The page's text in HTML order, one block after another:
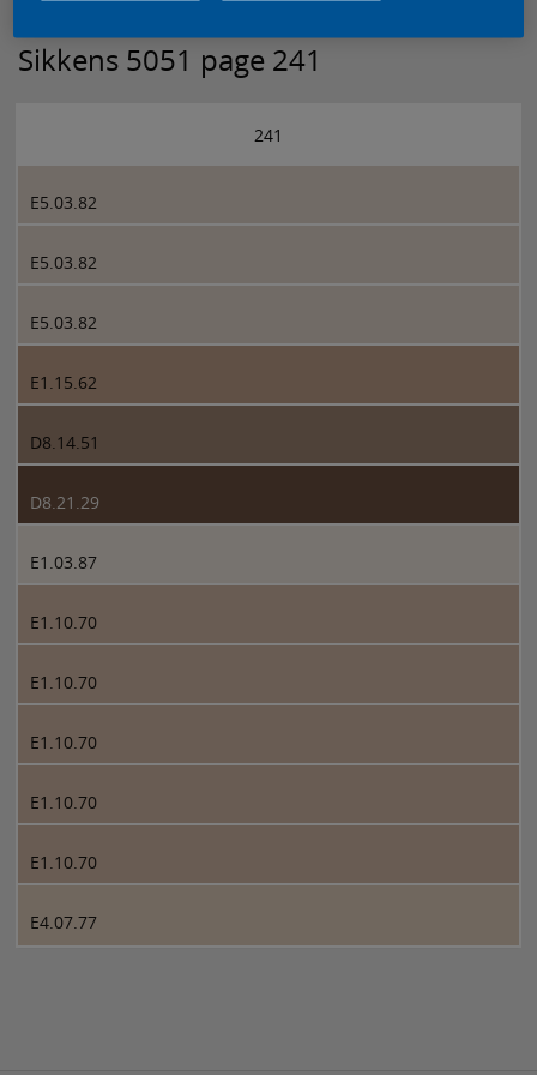
Sikkens 5051 page 241
241
E5.03.82
E5.03.82
E5.03.82
E1.15.62
D8.14.51
D8.21.29
E1.03.87
E1.10.70
E1.10.70
E1.10.70
E1.10.70
E1.10.70
E4.07.77